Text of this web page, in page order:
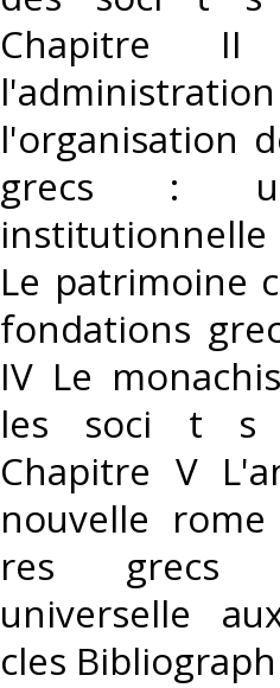
Chapitre
l'organisation
grecs :
Le patrimoine
fondations
IV Le
les soci t s
Chapitre V
nouvelle
res grecs
universelle
cles